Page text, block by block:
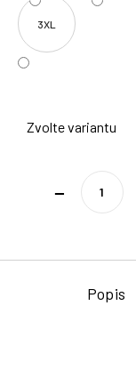
3XL
Zvolte variantu
−
Popis